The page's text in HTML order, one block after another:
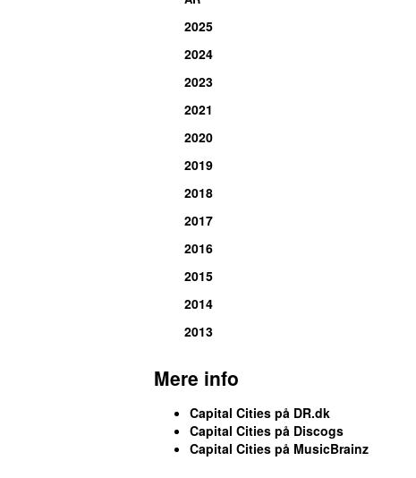
2025
2024
2023
2021
2020
2019
2018
2017
2016
2015
2014
2013
Mere info
Capital Cities på DR.dk
Capital Cities på Discogs
Capital Cities på MusicBrainz